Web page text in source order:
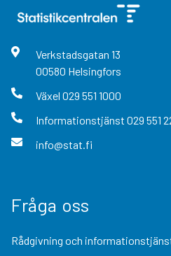
Verkstadsgatan 13
00580 Helsingfors
Växel 029 551 1000
Informationstjänst 029 551
info@stat.fi
Fråga oss
Rådgivning och